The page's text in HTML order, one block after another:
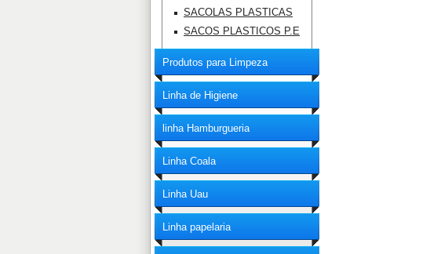
SACOLAS PLASTICAS
SACOS PLASTICOS P.E
Produtos para Limpeza
Linha de Higiene
linha Hamburgueria
Linha Coala
Linha Uau
Linha papelaria